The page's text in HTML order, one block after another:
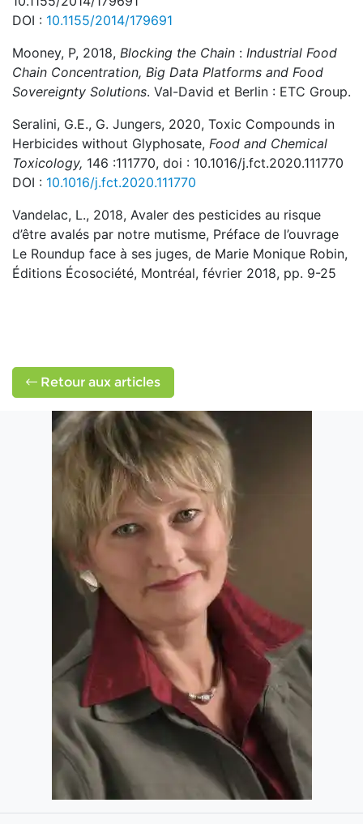
DOI : 10.1155/2014/179691
Mooney, P, 2018, Blocking the Chain : Industrial Food
Chain Concentration, Big Data Platforms and Food
Sovereignty Solutions. Val-David et Berlin : ETC Group.
Seralini, G.E., G. Jungers, 2020, Toxic Compounds in
Herbicides without Glyphosate, Food and Chemical
Toxicology, 146 :111770, doi : 10.1016/j.fct.2020.111770
DOI : 10.1016/j.fct.2020.111770
Vandelac, L., 2018, Avaler des pesticides au risque
d’être avalés par notre mutisme, Préface de l’ouvrage
Le Roundup face à ses juges, de Marie Monique Robin,
Éditions Écosociété, Montréal, février 2018, pp. 9-25
Retour aux articles